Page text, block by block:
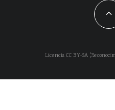
Licencia CC BY-SA